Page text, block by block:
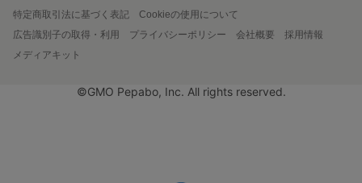
特定商取引法に基づく表記
Cookieの使用について
広告識別子の取得・利用
プライバシーポリシー 会社概要
採用情報
メディアキット
©GMO Pepabo, Inc. All rights reserved.